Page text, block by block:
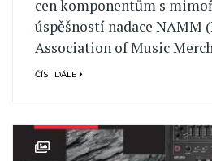
cen komponentům s
úspěšností nadace NAMM
Association of Music
ČÍST DÁLE